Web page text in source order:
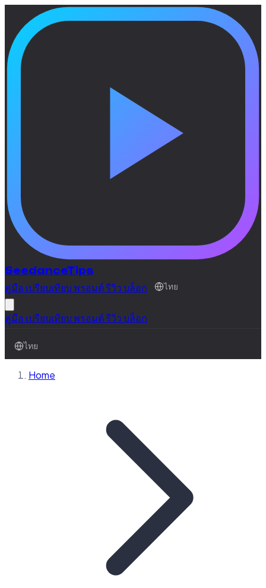
SeedanceTips
คู่มือ เปรียบเทียบพรอมต์รีวิวบล็อก ไทย
คู่มือ เปรียบเทียบพรอมต์รีวิวบล็อก
ไทย
Home